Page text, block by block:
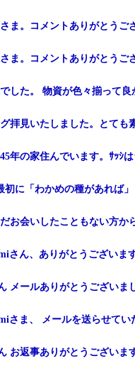
ま。コメントありがとうご
ま。コメントありがとうご
した。 物資が色々揃って
拝見いたしました。とても
年の家住んでいます。ｻｯｼ
初に「わかめの種があれば
お会いしたこともない方か
さん、ありがとうございま
メールありがとうございま
さま、 メールを送らせてい
お返事ありがとうございま